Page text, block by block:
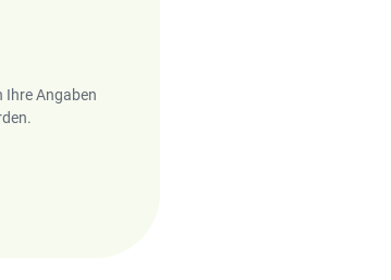
Ihre Angaben